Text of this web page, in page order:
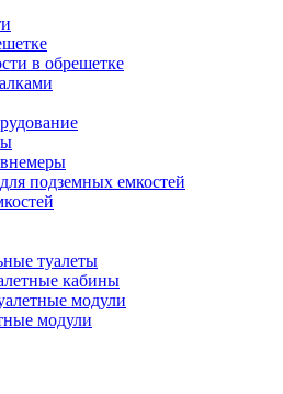
в обрешетке
подземных емкостей
туалеты
кабины
модули
модули